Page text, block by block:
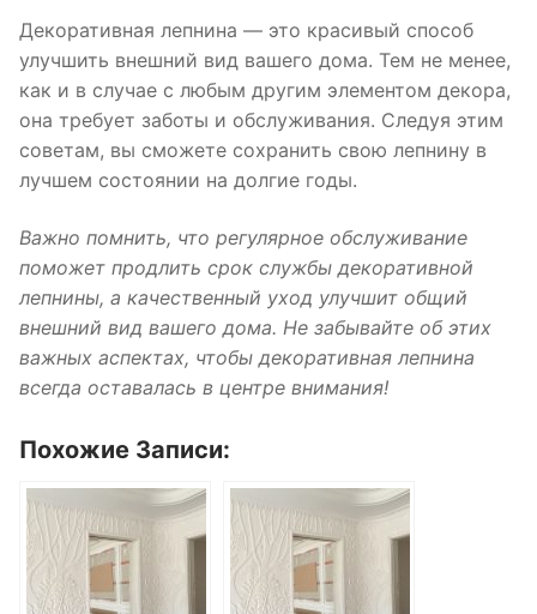
Декоративная лепнина — это красивый способ
улучшить внешний вид вашего дома. Тем не менее,
как и в случае с любым другим элементом декора,
она требует заботы и обслуживания. Следуя этим
советам, вы сможете сохранить свою лепнину в
лучшем состоянии на долгие годы.
Важно помнить, что регулярное обслуживание
поможет продлить срок службы декоративной
лепнины, а качественный уход улучшит общий
внешний вид вашего дома. Не забывайте об этих
важных аспектах, чтобы декоративная лепнина
всегда оставалась в центре внимания!
Похожие Записи: